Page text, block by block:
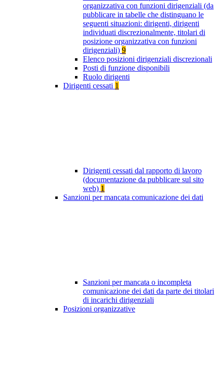
organizzativa con funzioni dirigenziali (da
pubblicare in tabelle che distinguano le
seguenti situazioni: dirigenti, dirigenti
individuati discrezionalmente, titolari di
posizione organizzativa con funzioni
dirigenziali) 9
Elenco posizioni dirigenziali discrezionali
Posti di funzione disponibili
Ruolo dirigenti
Dirigenti cessati 1
Dirigenti cessati dal rapporto di lavoro
(documentazione da pubblicare sul sito
web) 1
Sanzioni per mancata comunicazione dei dati
Sanzioni per mancata o incompleta
comunicazione dei dati da parte dei titolari
di incarichi dirigenziali
Posizioni organizzative